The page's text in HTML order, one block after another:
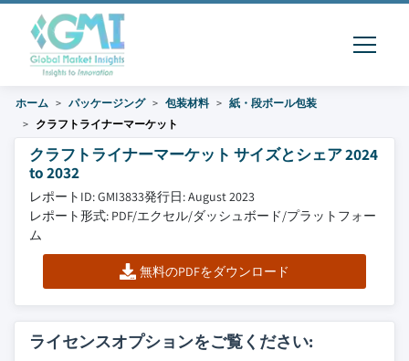
ホーム パッケージング 包装材料
紙・段ボール包装
クラフトライナーマーケット
クラフトライナーマーケット サイズとシェア 2024
to 2032
レポートID: GMI3833発行日: August 2023
レポート形式: PDF/エクセル/ダッシュボード/プラットフォー
ム
無料のPDFをダウンロード
ライセンスオプションをご覧ください: